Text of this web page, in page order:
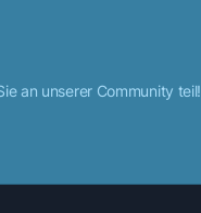
an unserer Community teil!